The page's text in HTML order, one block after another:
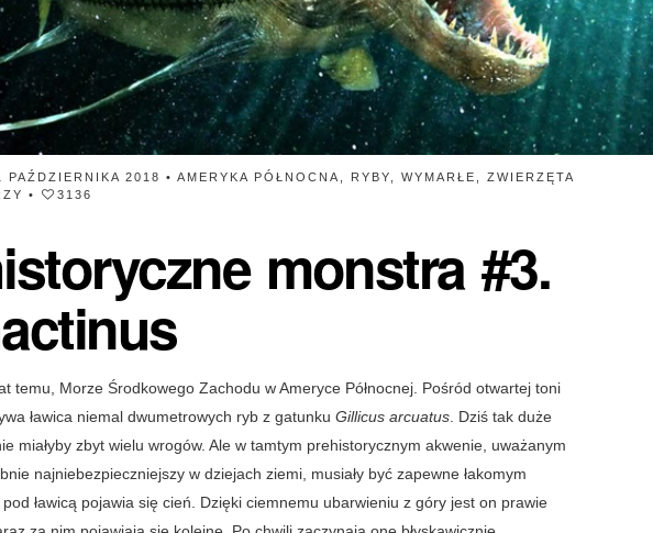
PAŹDZIERNIKA 2018 •AMERYKA PÓŁNOCNA RYBY ,WYMARŁE ,ZWIERZĘTA
• 3136
monstra #3.
temu, Morze Środkowego Zachodu w Ameryce Północnej. Pośród otwartej toni
ławica niemal dwumetrowych ryb z gatunkuGillicus arcuatus . Dziś tak duże
miałyby zbyt wielu wrogów. Ale w tamtym prehistorycznym akwenie, uważanym
najniebezpieczniejszy w dziejach ziemi, musiały być zapewne łakomym
ławicą pojawia się cień. Dzięki ciemnemu ubarwieniu z góry jest on prawie
Prehistoryczne monstra #1.
Kulazuch